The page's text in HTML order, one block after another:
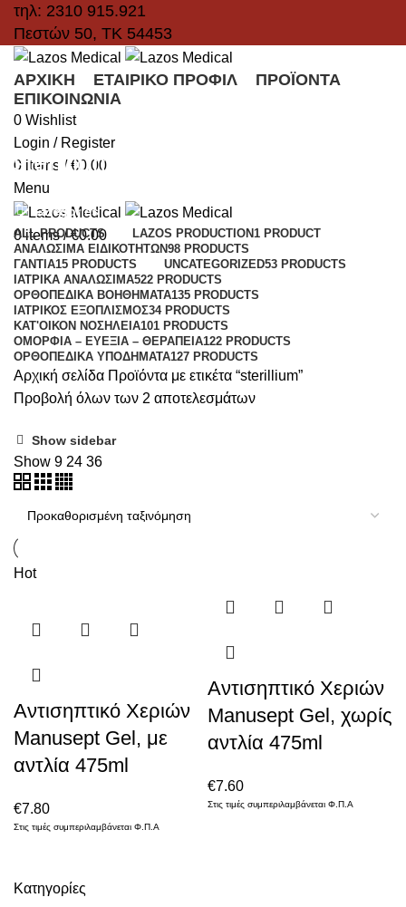
τηλ: 2310 915.921
Πεστών 50, ΤΚ 54453
ΑΡΧΙΚΉ ΕΤΑΙΡΙΚΌ ΠΡΟΦΊΛ
ΠΡΟΪΌΝΤΑ
ΕΠΙΚΟΙΝΩΝΊΑ
0 Wishlist
Login / Register
0 items / €0.00
Menu
0items / €0.00
sterillium
Categories
ALL PRODUCTS LAZOS PRODUCTION1 PRODUCT
ΑΝΑΛΏΣΙΜΑ ΕΙΔΙΚΟΤΉΤΩΝ98 PRODUCTS
ΓΆΝΤΙΑ15 PRODUCTS UNCATEGORIZED53 PRODUCTS
ΙΑΤΡΙΚΆ ΑΝΑΛΏΣΙΜΑ522 PRODUCTS
ΟΡΘΟΠΕΔΙΚΆ ΒΟΗΘΉΜΑΤΑ135 PRODUCTS
ΙΑΤΡΙΚΌΣ ΕΞΟΠΛΙΣΜΌΣ34 PRODUCTS
ΚΑΤ'ΟΊΚΟΝ ΝΟΣΗΛΕΊΑ101 PRODUCTS
ΟΜΟΡΦΙΆ – ΕΥΕΞΊΑ – ΘΕΡΑΠΕΊΑ122 PRODUCTS
ΟΡΘΟΠΕΔΙΚΆ ΥΠΟΔΉΜΑΤΑ127 PRODUCTS
Κατηγορίες
Αρχική σελίδα Προϊόντα με ετικέτα “sterillium”
Προβολή όλων των 2 αποτελεσμάτων
Show sidebar
Show 9 24 36
Hot
Αντισηπτικό Χεριών
Manusept Gel, με
αντλία 475ml
€7.80
Στις τιμές συμπεριλαμβάνεται Φ.Π.Α
Αντισηπτικό Χεριών
Manusept Gel, χωρίς
αντλία 475ml
€7.60
Στις τιμές συμπεριλαμβάνεται Φ.Π.Α